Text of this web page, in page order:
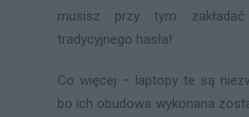
musisz przy tym
tradycyjnego hasła!
Co więcej – laptopy te są
bo ich obudowa wykonana